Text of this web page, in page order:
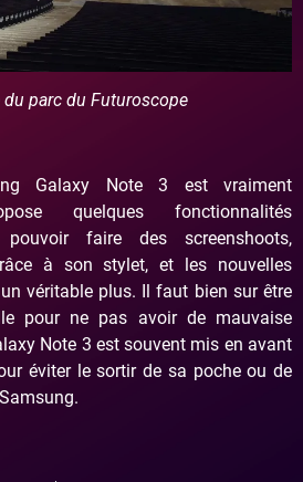
du parc du Futuroscope
Galaxy Note 3 est vraiment
quelques fonctionnalités
pouvoir faire des screenshoots,
à son stylet, et les nouvelles
véritable plus. Il faut bien sur être
pour ne pas avoir de mauvaise
Note 3 est souvent mis en avant
éviter le sortir de sa poche ou de